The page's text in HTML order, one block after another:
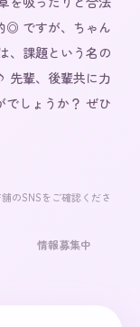
◎ ですが、ちゃん
、課題という名の
輩、後輩共に力
でしょうか？ ぜひ
のSNSをご確認くださ
情報募集中